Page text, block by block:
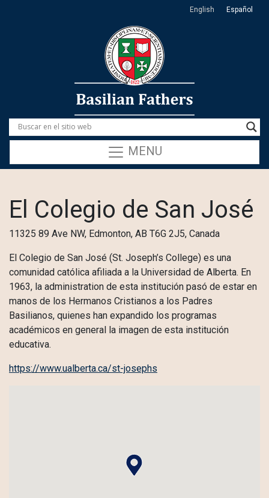
English Español
MENU
El Colegio de San José
11325 89 Ave NW, Edmonton, AB T6G 2J5, Canada
El Colegio de San José (St. Joseph’s College) es una
comunidad católica afiliada a la Universidad de Alberta. En
1963, la administration de esta institución pasó de estar en
manos de los Hermanos Cristianos a los Padres
Basilianos, quienes han expandido los programas
académicos en general la imagen de esta institución
educativa.
https://www.ualberta.ca/st-josephs